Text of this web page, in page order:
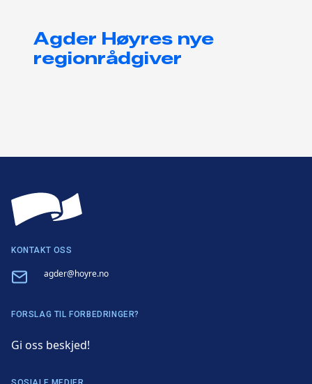
Agder Høyres nye
regionrådgiver
KONTAKT OSS
Email agder@hoyre.no
FORSLAG TIL FORBEDRINGER?
Gi oss beskjed!